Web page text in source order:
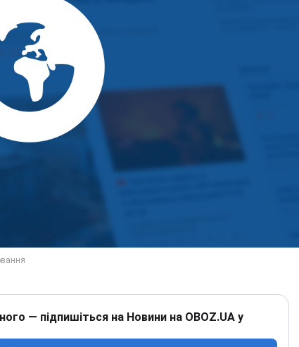
— підпишіться на Новини на OBOZ.UA у